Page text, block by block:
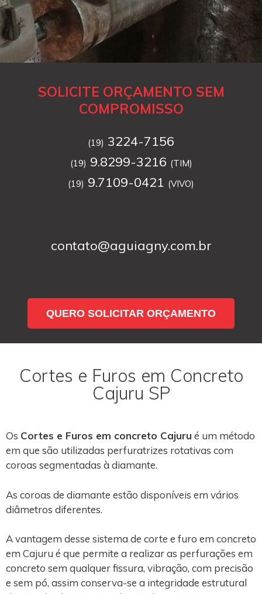
SOLICITE ORÇAMENTO SEM
COMPROMISSO
(19) 3224-7156
(19) 9.8299-3216 (TIM)
(19) 9.7109-0421 (VIVO)
contato@aguiagny.com.br
QUERO SOLICITAR ORÇAMENTO
Cortes e Furos em Concreto
Cajuru SP
Os Cortes e Furos em concreto Cajuru é um método
em que são utilizadas perfuratrizes rotativas com
coroas segmentadas à diamante.
As coroas de diamante estão disponíveis em vários
diâmetros diferentes.
A vantagem desse sistema de corte e furo em concreto
em Cajuru é que permite a realizar as perfurações em
concreto sem qualquer fissura, vibração, com precisão
e sem pó, assim conserva-se a integridade estrutural